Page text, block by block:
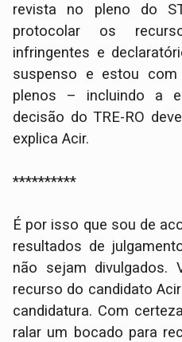
revista no pleno do
protocolar os
infringentes e
suspenso e estou
plenos – incluindo a
decisão do TRE-RO
explica Acir.
**********
É por isso que sou de
resultados de
não sejam
recurso do candidato
candidatura. Com
ralar um bocado para